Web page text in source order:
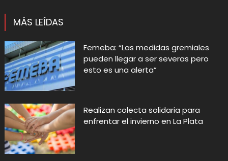
MÁS LEÍDAS
Femeba: “Las medidas gremiales
pueden llegar a ser severas pero
esto es una alerta”
Realizan colecta solidaria para
enfrentar el invierno en La Plata